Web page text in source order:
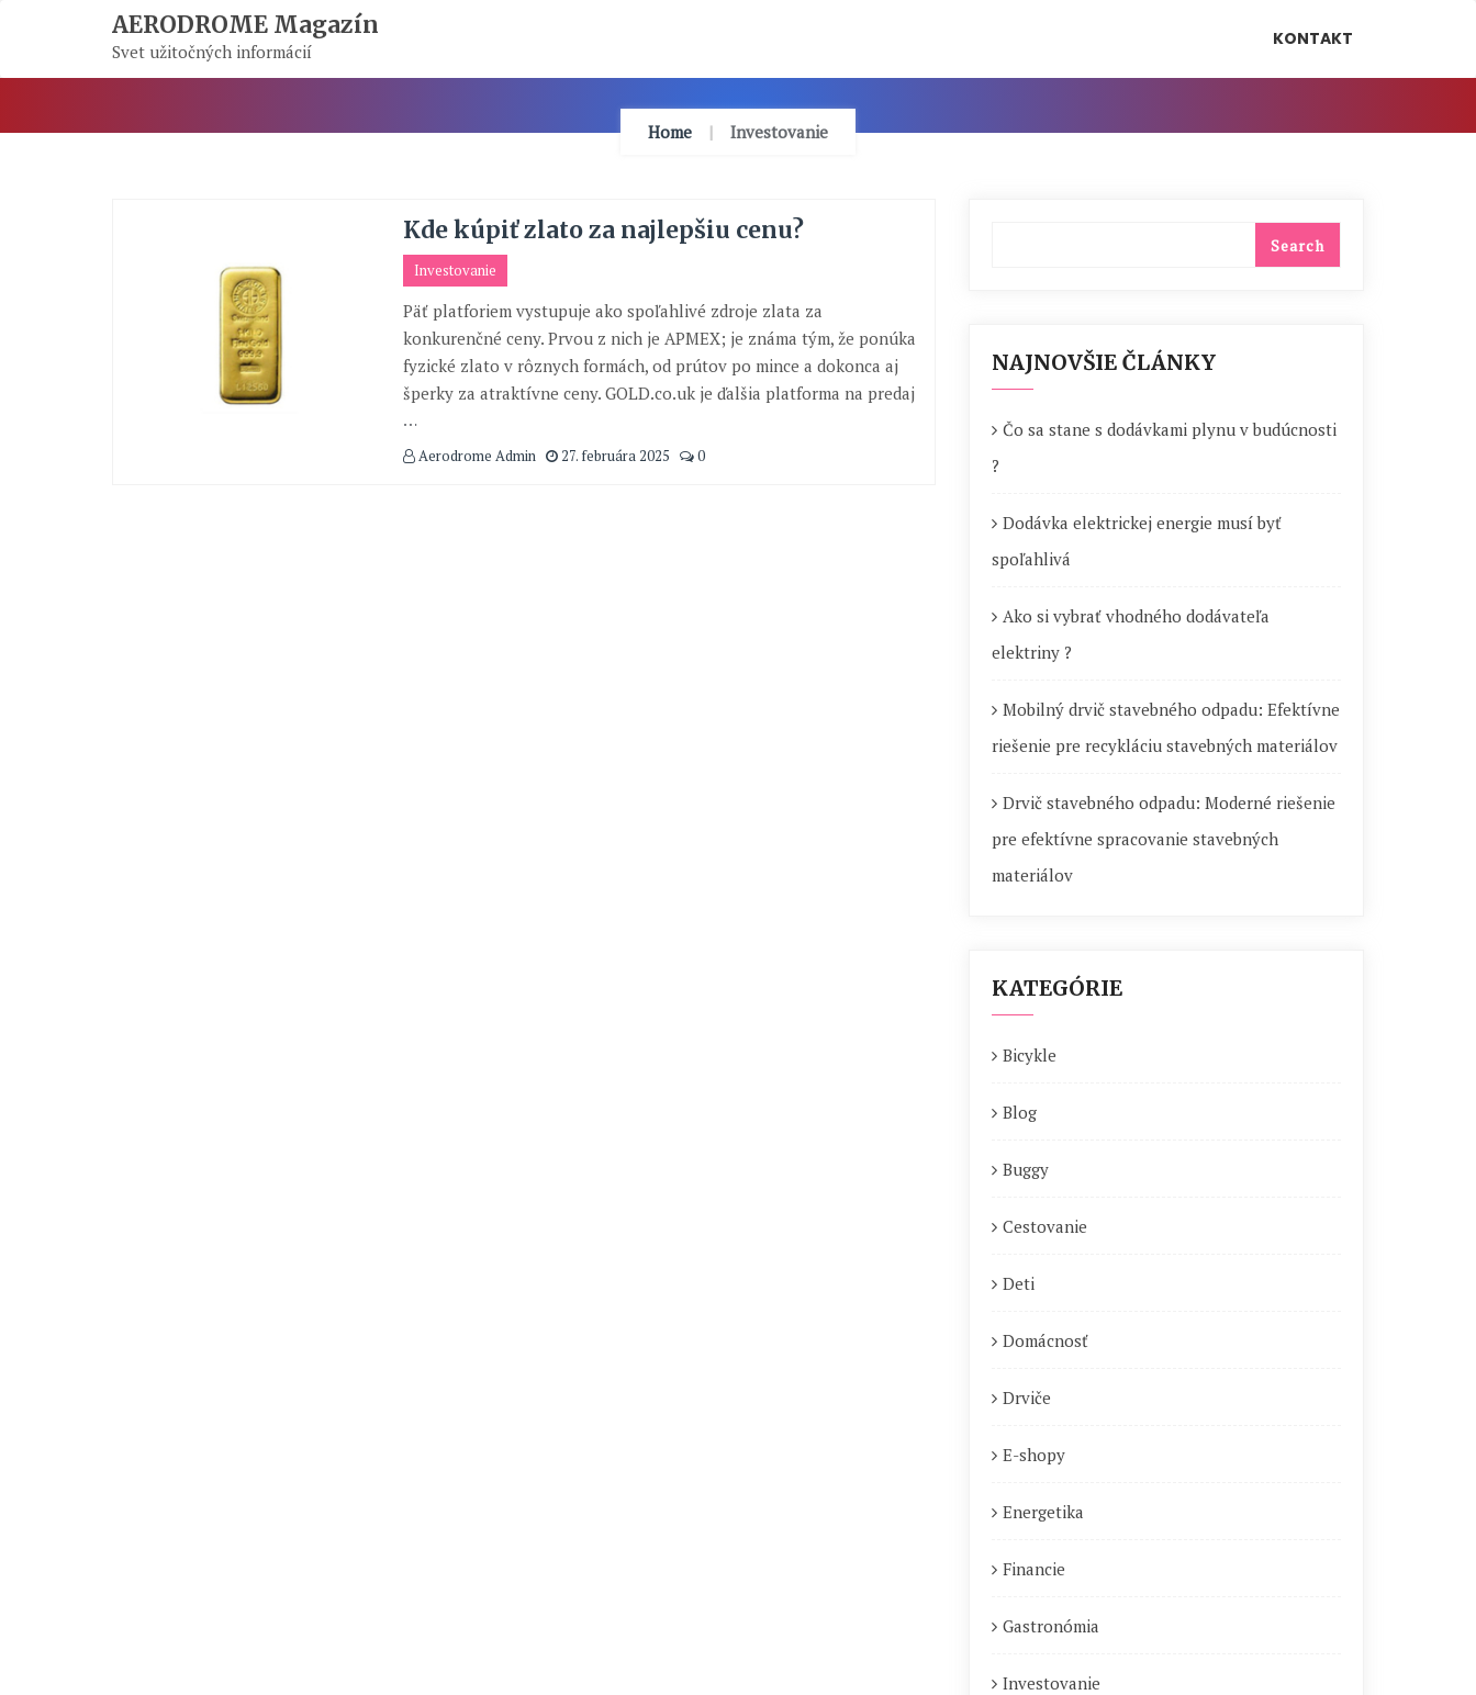
AERODROME Magazín
Svet užitočných informácií
KONTAKT
Home Investovanie
Kde kúpiť zlato za najlepšiu cenu?
Investovanie
Päť platforiem vystupuje ako spoľahlivé zdroje zlata za
konkurenčné ceny. Prvou z nich je APMEX; je známa tým, že ponúka
fyzické zlato v rôznych formách, od prútov po mince a dokonca aj
šperky za atraktívne ceny. GOLD.co.uk je ďalšia platforma na predaj
…
Aerodrome Admin 27. februára 2025 0
NAJNOVŠIE ČLÁNKY
Čo sa stane s dodávkami plynu v budúcnosti
?
Dodávka elektrickej energie musí byť
spoľahlivá
Ako si vybrať vhodného dodávateľa
elektriny ?
Mobilný drvič stavebného odpadu: Efektívne
riešenie pre recykláciu stavebných materiálov
Drvič stavebného odpadu: Moderné riešenie
pre efektívne spracovanie stavebných
materiálov
KATEGÓRIE
Bicykle
Blog
Buggy
Cestovanie
Deti
Domácnosť
Drviče
E-shopy
Energetika
Financie
Gastronómia
Investovanie